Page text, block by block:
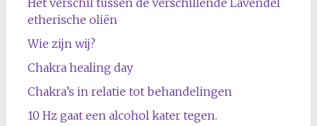
etherische oliën
Wie zijn wij?
Chakra healing day
Chakra’s in relatie tot behandelingen
10 Hz gaat een alcohol kater tegen.